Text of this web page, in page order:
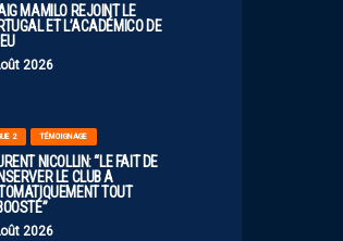
MAMILO REJOINT LE
ET L’ACADÉMICO DE
2026
2 TÉMOIGNAGE
NICOLLIN: “LE FAIT DE
LE CLUB A
TOUT
2026